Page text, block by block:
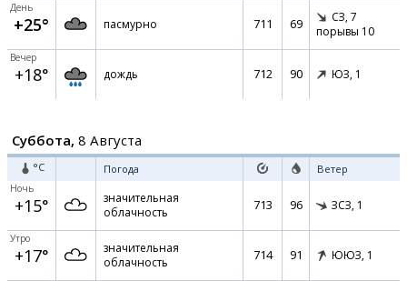
День
+25° пасмурно 711 69 СЗ, 7
порывы 10
Вечер
+18° дождь 712 90 ЮЗ, 1
Суббота, 8 Августа
°C Погода Ветер
Ночь
+15°
значительная
облачность
713 96 ЗСЗ, 1
Утро
+17°
значительная
облачность
714 91 ЮЮЗ, 1